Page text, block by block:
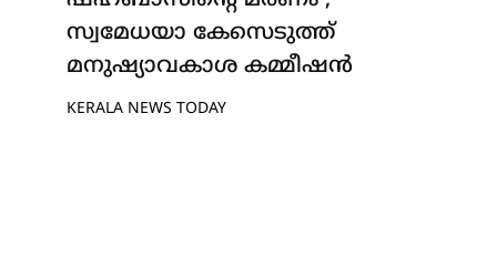
സ്വമേധയാ കേസെടുത്ത്
മനുഷ്യാവകാശ കമ്മീഷൻ
KERALA NEWS TODAY